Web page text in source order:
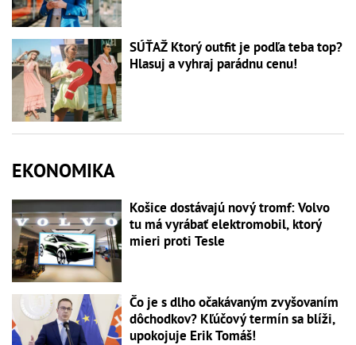
SÚŤAŽ Ktorý outfit je podľa teba top?
Hlasuj a vyhraj parádnu cenu!
EKONOMIKA
Košice dostávajú nový tromf: Volvo
tu má vyrábať elektromobil, ktorý
mieri proti Tesle
Čo je s dlho očakávaným zvyšovaním
dôchodkov? Kľúčový termín sa blíži,
upokojuje Erik Tomáš!